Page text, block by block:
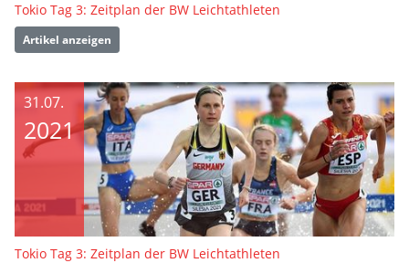
Tokio Tag 3: Zeitplan der BW Leichtathleten
Artikel anzeigen
31.07.
2021
Tokio Tag 3: Zeitplan der BW Leichtathleten